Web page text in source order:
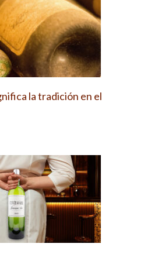
la tradición en el